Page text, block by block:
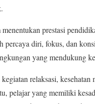
prestasi
diri, fokus, dan
yang mendukung
relaksasi, kesehatan
pelajar yang memiliki